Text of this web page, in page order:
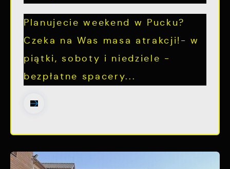
Planujecie weekend w Pucku?
Czeka na Was masa atrakcji!- w
piątki, soboty i niedziele -
bezpłatne spacery...